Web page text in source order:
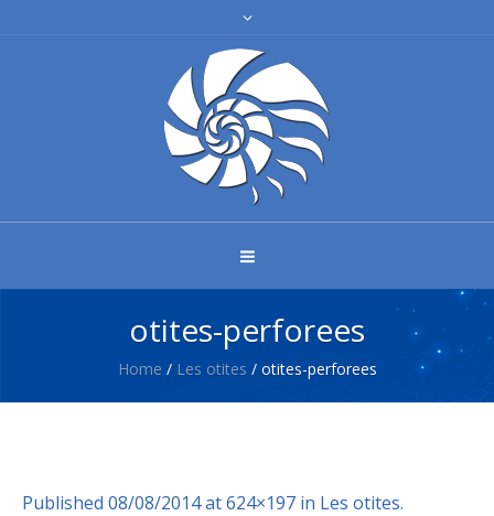
otites-perforees
Home / Les otites / otites-perforees
Published 08/08/2014at 624×197 in Les otites.